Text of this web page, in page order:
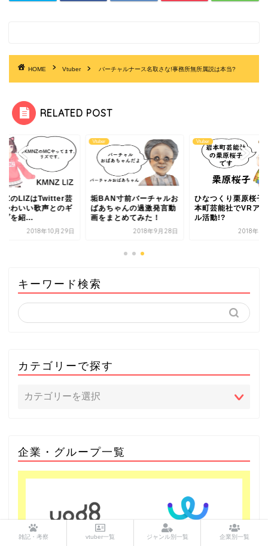
HOME Vtuber バーチャルナース名取さな!事務所無所属説は本当?
RELATED POST
のLIZはTwitter芸
かわいい歌声とのギ
プを紹...
2018年10月29日
Vtuber
垢BAN寸前バーチャルお
ばあちゃんの過激発言動
画をまとめてみた！
2018年9月28日
Vtuber
ひなつくり栗原桜子
本町芸能社でVRア
ル活動!?
2018年10
キーワード検索
カテゴリーで探す
企業・グループ一覧
雑記・考察 vtuber一覧 ジャンル別一覧 企業別一覧